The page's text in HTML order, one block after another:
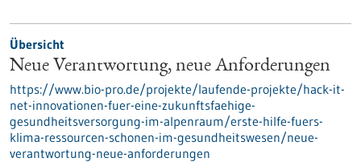
Übersicht
Neue Verantwortung, neue Anforderungen
https://www.bio-pro.de/projekte/laufende-projekte/hack-it-
net-innovationen-fuer-eine-zukunftsfaehige-
gesundheitsversorgung-im-alpenraum/erste-hilfe-fuers-
klima-ressourcen-schonen-im-gesundheitswesen/neue-
verantwortung-neue-anforderungen